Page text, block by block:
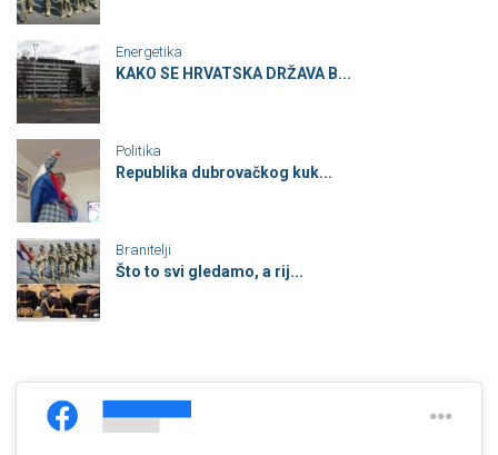
Energetika
KAKO SE HRVATSKA DRŽAVA B...
Politika
Republika dubrovačkog kuk...
Branitelji
Što to svi gledamo, a rij...